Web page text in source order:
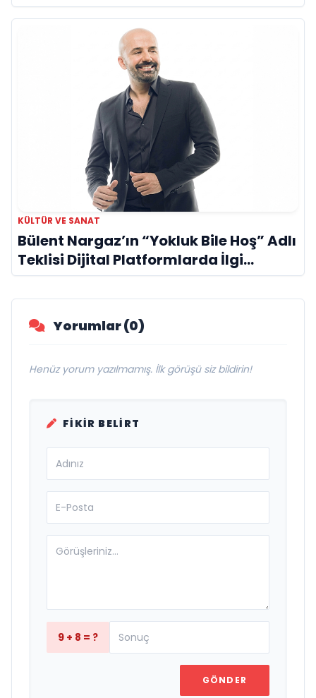
KÜLTÜR VE SANAT
Bülent Nargaz’ın “Yokluk Bile Hoş” Adlı
Teklisi Dijital Platformlarda İlgi
Görmeye Devam Ediyor
Yorumlar (0)
Henüz yorum yazılmamış. İlk görüşü siz bildirin!
FIKIR BELIRT
9 + 8 = ?
GÖNDER